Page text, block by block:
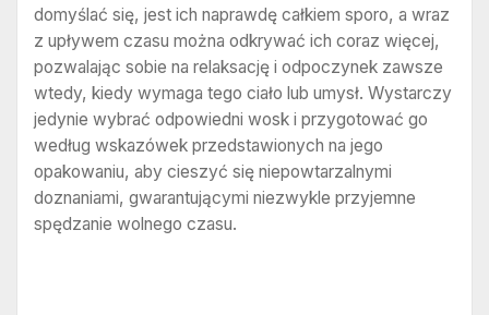
domyślać się, jest ich naprawdę całkiem sporo, a wraz
z upływem czasu można odkrywać ich coraz więcej,
pozwalając sobie na relaksację i odpoczynek zawsze
wtedy, kiedy wymaga tego ciało lub umysł. Wystarczy
jedynie wybrać odpowiedni wosk i przygotować go
według wskazówek przedstawionych na jego
opakowaniu, aby cieszyć się niepowtarzalnymi
doznaniami, gwarantującymi niezwykle przyjemne
spędzanie wolnego czasu.